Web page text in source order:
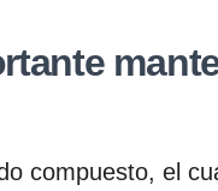
compuesto, el